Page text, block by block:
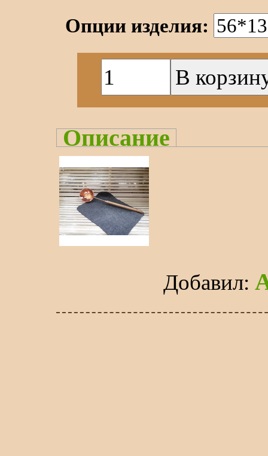
Опции изделия:
Описание
Добавил: